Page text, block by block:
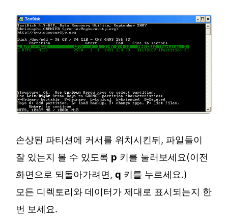
손상된 파티션에 커서를 위치시킨뒤, 파일들이
잘 있는지 볼 수 있도록 p 키를 눌러보세요(이전
화면으로 되돌아가려면,q 키를 누르세요.)
모든 디렉토리와 데이터가 제대로 표시되는지 한
번 보세요.